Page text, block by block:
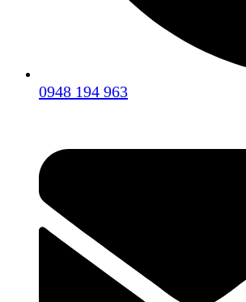
0948 194 963